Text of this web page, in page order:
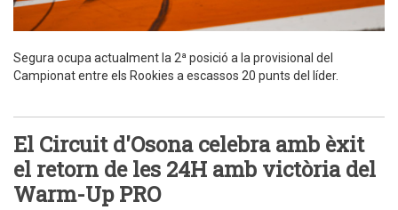
Segura ocupa actualment la 2ª posició a la provisional del
Campionat entre els Rookies a escassos 20 punts del líder.
El Circuit d'Osona celebra amb èxit
el retorn de les 24H amb victòria del
Warm-Up PRO